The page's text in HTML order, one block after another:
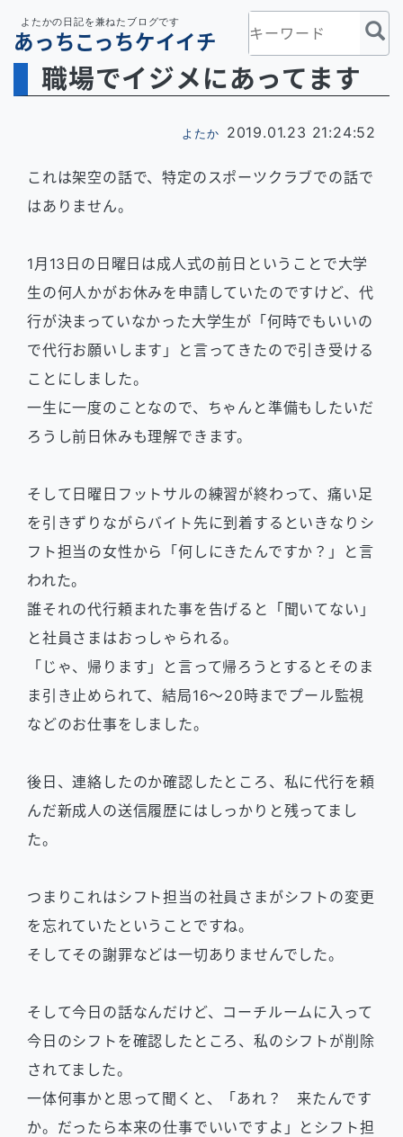
よたかの日記を兼ねたブログです
あっちこっちケイイチ
職場でイジメにあってます
よたか 2019.01.23 21:24:52
これは架空の話で、特定のスポーツクラブでの話で
はありません。
1月13日の日曜日は成人式の前日ということで大学
生の何人かがお休みを申請していたのですけど、代
行が決まっていなかった大学生が「何時でもいいの
で代行お願いします」と言ってきたので引き受ける
ことにしました。
一生に一度のことなので、ちゃんと準備もしたいだ
ろうし前日休みも理解できます。
そして日曜日フットサルの練習が終わって、痛い足
を引きずりながらバイト先に到着するといきなりシ
フト担当の女性から「何しにきたんですか？」と言
われた。
誰それの代行頼まれた事を告げると「聞いてない」
と社員さまはおっしゃられる。
「じゃ、帰ります」と言って帰ろうとするとそのま
ま引き止められて、結局16〜20時までプール監視
などのお仕事をしました。
後日、連絡したのか確認したところ、私に代行を頼
んだ新成人の送信履歴にはしっかりと残ってまし
た。
つまりこれはシフト担当の社員さまがシフトの変更
を忘れていたということですね。
そしてその謝罪などは一切ありませんでした。
そして今日の話なんだけど、コーチルームに入って
今日のシフトを確認したところ、私のシフトが削除
されてました。
一体何事かと思って聞くと、「あれ？ 来たんです
か。だったら本来の仕事でいいですよ」とシフト担